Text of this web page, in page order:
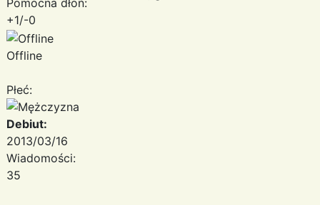
Pomocna dłoń:
+1/-0
Offline
Płeć:
Debiut:
2013/03/16
Wiadomości:
35